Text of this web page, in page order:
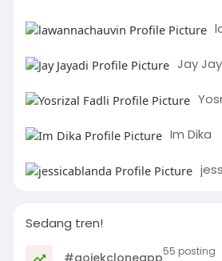
Jay
Im Dika
Sedang tren!
#gojekcloneapp55 posting